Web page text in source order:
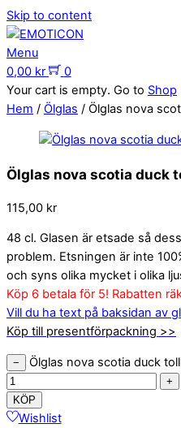
Skip to content
Menu
0,00 kr
0
Your cart is empty. Go to Shop
Hem / Ölglas / Ölglas nova
Ölglas nova scotia duck
115,00 kr
48 cl. Glasen är etsade så
problem. Etsningen är inte
och syns olika mycket i olika
Köp 6 betala för 5! Rabatten
Vill du ha text på baksidan av
Köp till presentförpackning >>
− Ölglas nova scotia duck
+
KÖP
Wishlist